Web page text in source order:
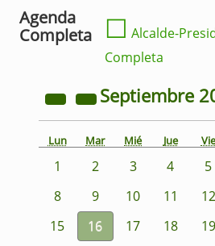
Agenda
Completa
☐ Alcalde-
Completa
Septiembre
Lun Mar Mié Jue Vie
1 2 3 4 5
8
9 10 11 12
15
16 17 18 19